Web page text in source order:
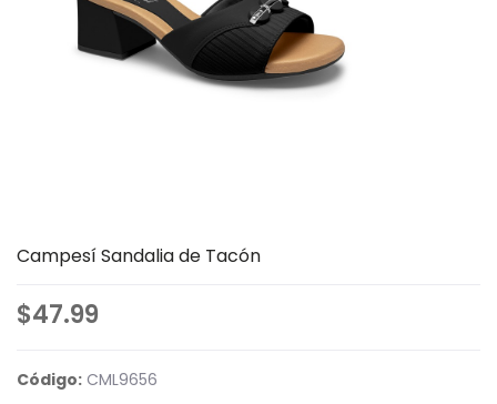
Campesí Sandalia de Tacón
$47.99
Código: CML9656